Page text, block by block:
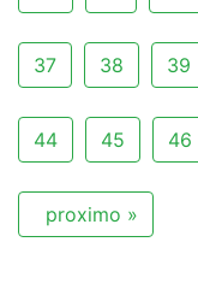
37 38 39
44 45 46
proximo »